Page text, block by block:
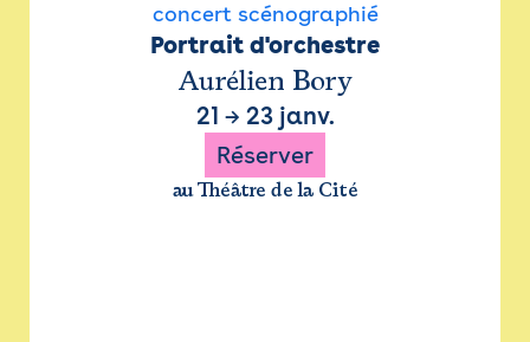
concert scénographié
Portrait d'orchestre
Aurélien Bory
21 → 23 janv.
Réserver
au Théâtre de la Cité